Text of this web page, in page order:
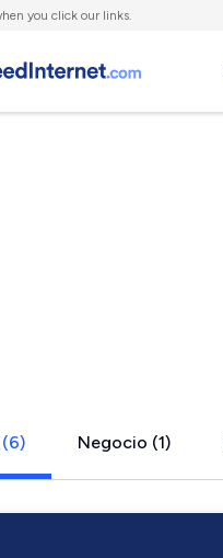
you click our links.
Negocio (1)